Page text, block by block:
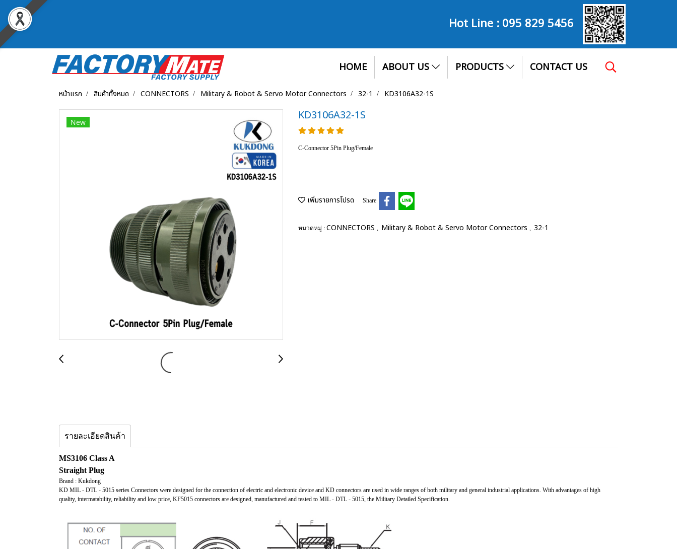
Hot Line :095 829 5456
HOME ABOUT US PRODUCTS CONTACT US
หน้าแรก สินค้าทั้งหมด CONNECTORS Military & Robot & Servo Motor Connectors 32-1 KD3106A32-1S
New KD3106A32-1S
C-Connector 5Pin Plug/Female
เพิ่มรายการโปรด Share
หมวดหมู่ : CONNECTORS Military & Robot & Servo Motor Connectors 32-1
รายละเอียดสินค้า
MS3106 Class A
Straight Plug
Brand : Kukdong
KD MIL - DTL - 5015 series Connectors were designed for the connection of electric and electronic device and KD connectors are used in wide ranges of both military and general industrial applications. With advantages of high
quality, intermatability, reliability and low price, KF5015 connectors are designed, manufactured and tested to MIL - DTL - 5015, the Military Detailed Specification.